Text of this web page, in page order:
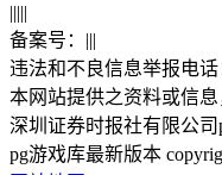
|||||
备案号： |||
违法和不良信息举报电话
本网站提供之资料或信
深圳证券时报社有限公
pg游戏库最新版本